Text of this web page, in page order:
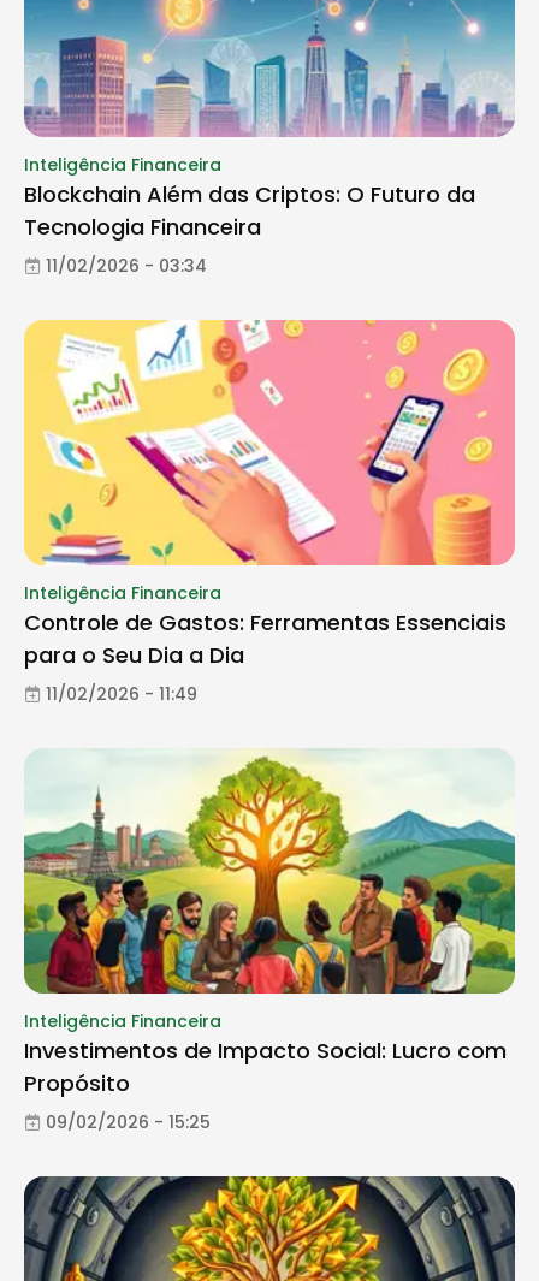
Inteligência Financeira
Blockchain Além das Criptos: O Futuro da
Tecnologia Financeira
11/02/2026 - 03:34
Inteligência Financeira
Controle de Gastos: Ferramentas Essenciais
para o Seu Dia a Dia
11/02/2026 - 11:49
Inteligência Financeira
Investimentos de Impacto Social: Lucro com
Propósito
09/02/2026 - 15:25